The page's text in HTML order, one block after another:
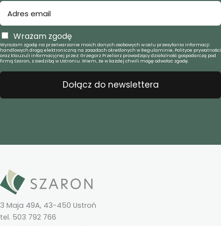
Wrażam zgodę
Wyrażam zgodę na przetwarzanie moich danych osobowych w celu przesyłania informacji
handlowych drogą elektroniczną na zasadach określonych w Regulaminie, Polityce prywatności
oraz klauzuli informacyjnej przez: Grzegorz Przeliorz prowadzący działalność gospodarczą pod
firmą Szaron, z siedzibą w Ustroniu. Wiem, że w każdej chwili mogę odwołać zgodę.
Dołącz do newslettera
3 Maja 49A, 43-450 Ustroń
tel. 503 792 766